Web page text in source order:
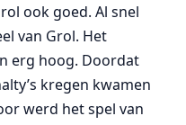
ook goed. Al snel
van Grol. Het
erg hoog. Doordat
kregen kwamen
werd het spel van